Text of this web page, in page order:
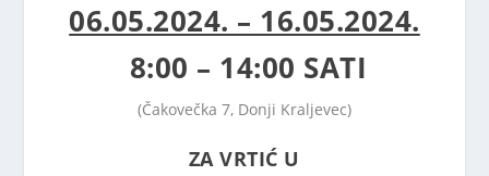
06.05.2024. – 16.05.2024.
8:00 – 14:00 SATI
(Čakovečka 7, Donji Kraljevec)
ZA VRTIĆ U